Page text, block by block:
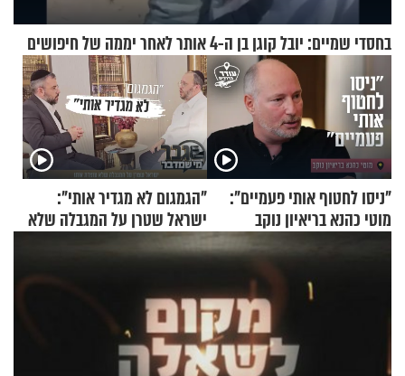
בחסדי שמיים: יובל קוגן בן ה-4 אותר לאחר יממה של חיפושים
"ניסו לחטוף אותי פעמיים":
מוטי כהנא בריאיון נוקב
"הגמגום לא מגדיר אותי":
ישראל שטרן על המגבלה שלא
עוצרת אותו